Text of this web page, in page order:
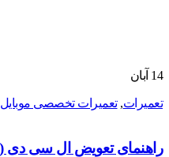
14 آبان
تعمیرات,تعمیرات تخصصی موبایل